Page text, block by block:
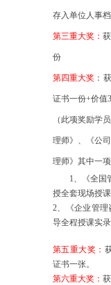
存入单位人事
第三重大奖：
份
第四重大奖 ：
证书一份+价值3
（此项奖励学
理师》、《公
理师》其中一项
1、《全国
授全套现场授
2、《企业管
导全程授课实
第五重大奖：
证书一张。
第六重大奖 ：